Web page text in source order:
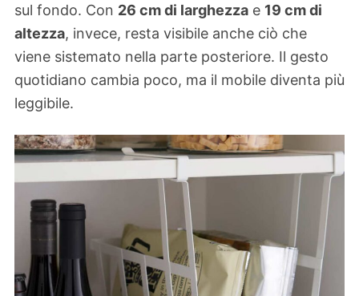
sul fondo. Con 26 cm di larghezza e 19 cm di
altezza, invece, resta visibile anche ciò che
viene sistemato nella parte posteriore. Il gesto
quotidiano cambia poco, ma il mobile diventa più
leggibile.